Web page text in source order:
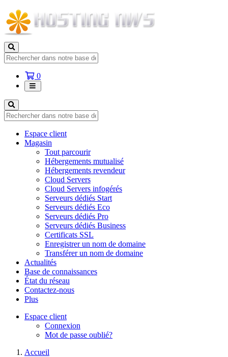
0Votre
panier
Espace client
Magasin
Tout parcourir
Hébergements mutualisé
Hébergements revendeur
Cloud Servers
Cloud Servers infogérés
Serveurs dédiés Start
Serveurs dédiés Eco
Serveurs dédiés Pro
Serveurs dédiés Business
Certificats SSL
Enregistrer un nom de domaine
Transférer un nom de domaine
Actualités
Base de connaissances
État du réseau
Contactez-nous
Plus
Espace client
Connexion
Mot de passe oublié?
Accueil